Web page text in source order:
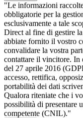
"Le informazioni
obbligatorie per la
esclusivamente a tale
Direct al fine di gestire
abbiate fornito il vostro
convalidare la vostra
contattare il vincitore.
del 27 aprile 2016
accesso, rettifica,
portabilità dei dati
Qualora riteniate che i
possibilità di presentare
competente (CNIL)."